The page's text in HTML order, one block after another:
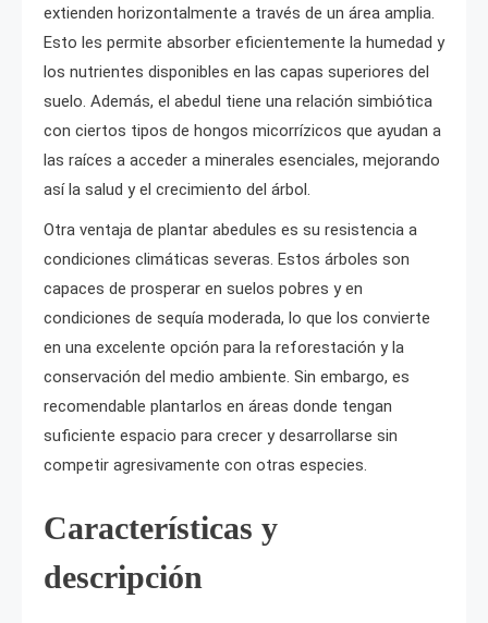
extienden horizontalmente a través de un área amplia.
Esto les permite absorber eficientemente la humedad y
los nutrientes disponibles en las capas superiores del
suelo. Además, el abedul tiene una relación simbiótica
con ciertos tipos de hongos micorrízicos que ayudan a
las raíces a acceder a minerales esenciales, mejorando
así la salud y el crecimiento del árbol.
Otra ventaja de plantar abedules es su resistencia a
condiciones climáticas severas. Estos árboles son
capaces de prosperar en suelos pobres y en
condiciones de sequía moderada, lo que los convierte
en una excelente opción para la reforestación y la
conservación del medio ambiente. Sin embargo, es
recomendable plantarlos en áreas donde tengan
suficiente espacio para crecer y desarrollarse sin
competir agresivamente con otras especies.
Características y
descripción